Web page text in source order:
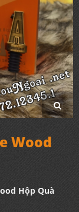
Wood
Hộp Quà